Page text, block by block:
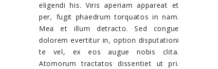
eligendi his. Viris aperiam appareat et
per, fugit phaedrum torquatos in nam.
Mea et illum detracto. Sed congue
dolorem evertitur in, option disputationi
te vel, ex eos augue nobis clita.
Atomorum tractatos dissentiet ut pri.